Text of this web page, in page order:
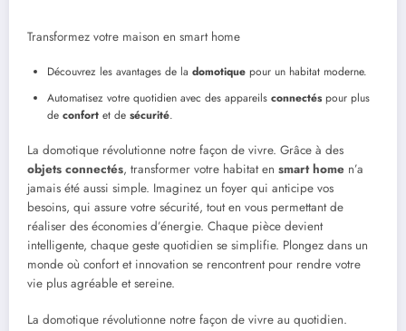
Transformez votre maison en smart home
Découvrez les avantages de la domotique pour un habitat moderne.
Automatisez votre quotidien avec des appareils connectéspour plus
de confort et de sécurité.
La domotique révolutionne notre façon de vivre. Grâce à des
objets connectés, transformer votre habitat en smart home n’a
jamais été aussi simple. Imaginez un foyer qui anticipe vos
besoins, qui assure votre sécurité, tout en vous permettant de
réaliser des économies d’énergie. Chaque pièce devient
intelligente, chaque geste quotidien se simplifie. Plongez dans un
monde où confort et innovation se rencontrent pour rendre votre
vie plus agréable et sereine.
La domotique révolutionne notre façon de vivre au quotidien.